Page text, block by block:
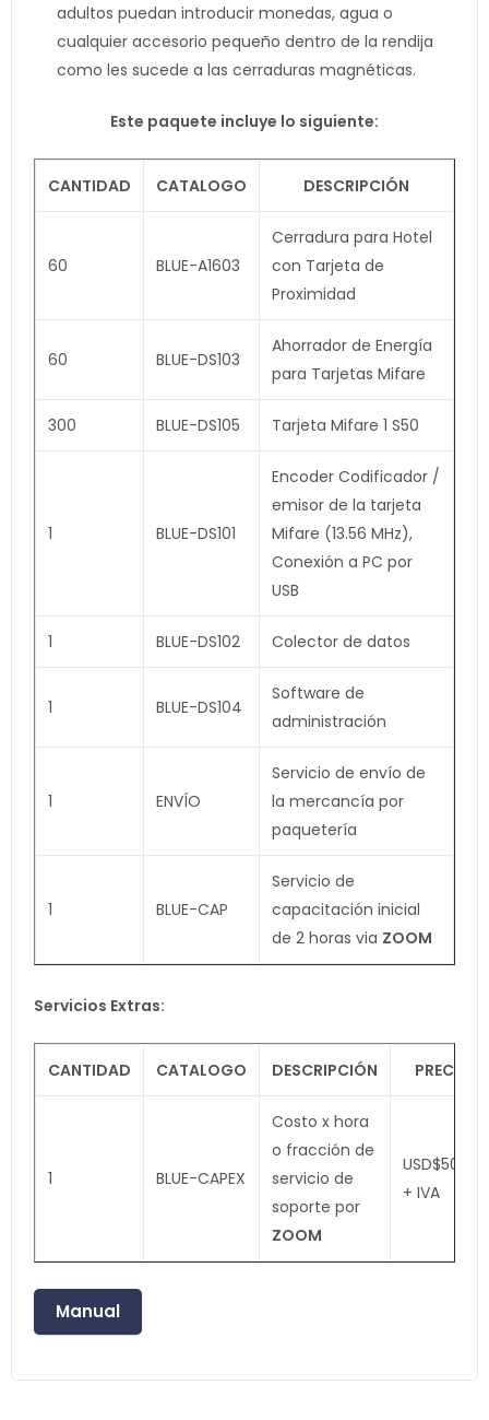
adultos puedan introducir monedas, agua o
cualquier accesorio pequeño dentro de la rendija
como les sucede a las cerraduras magnéticas.
Este paquete incluye lo siguiente:
CANTIDAD CATALOGO DESCRIPCIÓN
60 BLUE-A1603
Cerradura para Hotel
con Tarjeta de
Proximidad
60 BLUE-DS103
Ahorrador de Energía
para Tarjetas Mifare
300 BLUE-DS105 Tarjeta Mifare 1 S50
1 BLUE-DS101
Encoder Codificador /
emisor de la tarjeta
Mifare (13.56 MHz),
Conexión a PC por
USB
1 BLUE-DS102 Colector de datos
1 BLUE-DS104
Software de
administración
1 ENVÍO
Servicio de envío de
la mercancía por
paquetería
1 BLUE-CAP
Servicio de
capacitación inicial
de 2 horas via ZOOM
Servicios Extras:
CANTIDAD CATALOGO DESCRIPCIÓN PRECIO
1 BLUE-CAPEX
Costo x hora
o fracción de
servicio de
soporte por
ZOOM
USD$50.00
+ IVA
Manual